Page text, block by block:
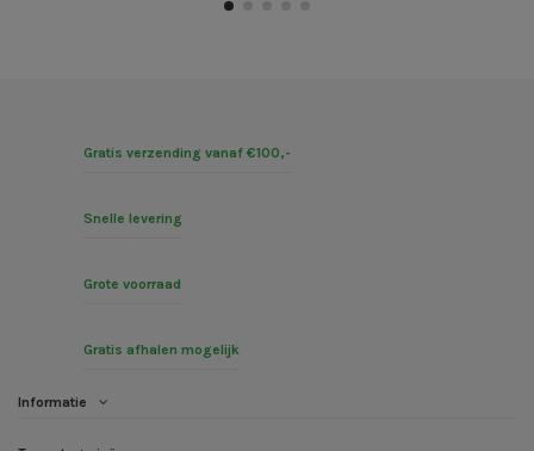
Gratis verzending vanaf €100,-
Snelle levering
Grote voorraad
Gratis afhalen mogelijk
Informatie